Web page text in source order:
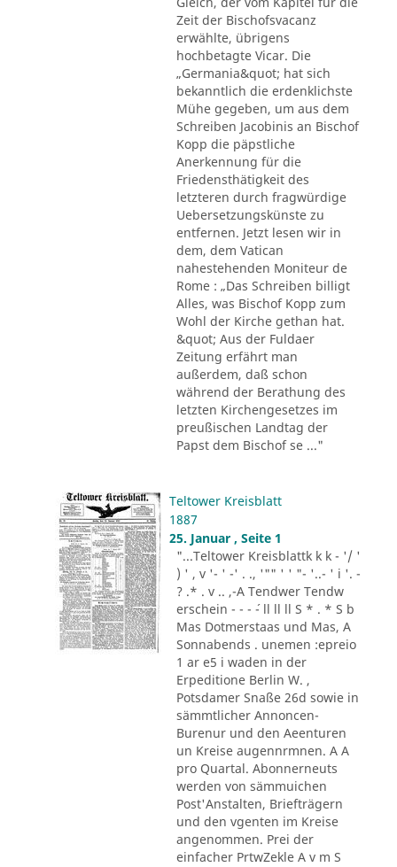
Zeit der Bischofsvacanz
erwählte, übrigens
hochbetagte Vicar. Die
„Germania&quot; hat sich
bekanntlich die erdenklichste
Mühe gegeben, um aus dem
Schreiben Jacobinis an Bischof
Kopp die päpstliche
Anerkennung für die
Friedensthätigkeit des
letzteren durch fragwürdige
Uebersetzungskünste zu
entfernen. Jetzt lesen wir in
dem, dem Vatican
nahestehenden Moniteur de
Rome : „Das Schreiben billigt
Alles, was Bischof Kopp zum
Wohl der Kirche gethan hat.
&quot; Aus der Fuldaer
Zeitung erfährt man
außerdem, daß schon
während der Berathung des
letzten Kirchengesetzes im
preußischen Landtag der
Papst dem Bischof se ..."
Teltower Kreisblatt
1887
25. Januar , Seite 1
"...Teltower Kreisblattk k k - '/ '
) ' , v '- ' -' . ., '"" ' ' "- '..- ' i '. -
? .* . v .. ,-A Tendwer Tendw
erschein - - - ´- ll ll ll S * . * S b
Mas Dotmerstaas und Mas, A
Sonnabends . unemen :epreio
1 ar e5 i waden in der
Erpeditione Berlin W. ,
Potsdamer Snaße 26d sowie in
sämmtlicher Annoncen-
Burenur und den Aeenturen
un Kreise augennrmnen. A A
pro Quartal. Abonnerneuts
werden von sämmuichen
Post'Anstalten, Briefträgern
und den vgenten im Kreise
angenommen. Prei der
einfacher PrtwZekle A v m S